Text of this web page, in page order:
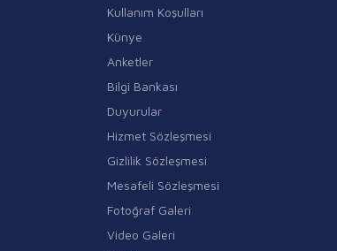
Kullanım Koşulları
Künye
Anketler
Bilgi Bankası
Duyurular
Hizmet Sözleşmesi
Gizlilik Sözleşmesi
Mesafeli Sözleşmesi
Fotoğraf Galeri
Video Galeri